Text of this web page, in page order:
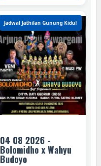
Jadwal Jathilan Gunung Kidul
04 08 2026 -
Bolomidho x Wahyu
Budoyo